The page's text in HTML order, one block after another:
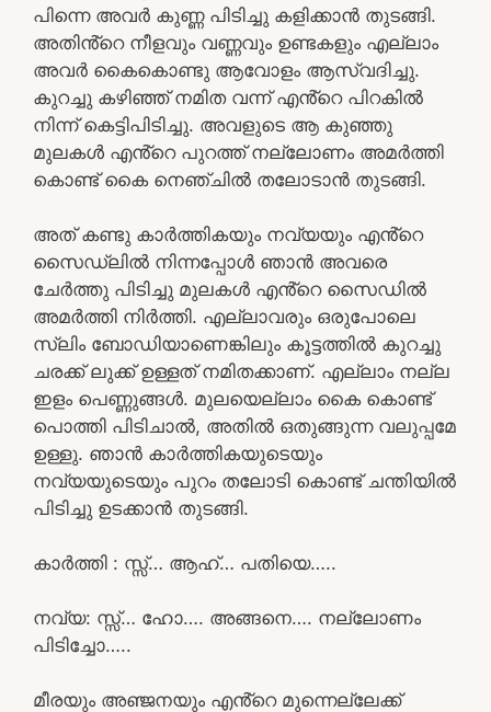
പിന്നെ അവർ കുണ്ണ പിടിച്ചു കളിക്കാൻ തുടങ്ങി.
അതിൻ്റെ നീളവും വണ്ണവും ഉണ്ടകളും എല്ലാം
അവർ കൈകൊണ്ടു ആവോളം ആസ്വദിച്ചു.
കുറച്ചു കഴിഞ്ഞ് നമിത വന്ന് എൻ്റെ പിറകിൽ
നിന്ന് കെട്ടിപിടിച്ചു. അവളുടെ ആ കുഞ്ഞു
മുലകൾ എൻ്റെ പുറത്ത് നല്ലോണം അമർത്തി
കൊണ്ട് കൈ നെഞ്ചിൽ തലോടാൻ തുടങ്ങി.
അത് കണ്ടു കാർത്തികയും നവ്യയും എൻ്റെ
സൈഡ്ലിൽ നിന്നപ്പോൾ ഞാൻ അവരെ
ചേർത്തു പിടിച്ചു മുലകൾ എൻ്റെ സൈഡിൽ
അമർത്തി നിർത്തി. എല്ലാവരും ഒരുപോലെ
സ്ലിം ബോഡിയാണെങ്കിലും കൂട്ടത്തിൽ കുറച്ചു
ചരക്ക് ലുക്ക് ഉള്ളത് നമിതക്കാണ്. എല്ലാം നല്ല
ഇളം പെണ്ണുങ്ങൾ. മുലയെല്ലാം കൈ കൊണ്ട്
പൊത്തി പിടിചാൽ, അതിൽ ഒതുങ്ങുന്ന വലുപ്പമേ
ഉള്ളു. ഞാൻ കാർത്തികയുടെയും
നവ്യയുടെയും പുറം തലോടി കൊണ്ട് ചന്തിയിൽ
പിടിച്ചു ഉടക്കാൻ തുടങ്ങി.
കാർത്തി : സ്സ്‌… ആഹ്… പതിയെ…..
നവ്യ: സ്സ്‌… ഹോ…. അങ്ങനെ…. നല്ലോണം
പിടിച്ചോ…..
മീരയും അഞ്ജനയും എൻ്റെ മുന്നെല്ലേക്ക്